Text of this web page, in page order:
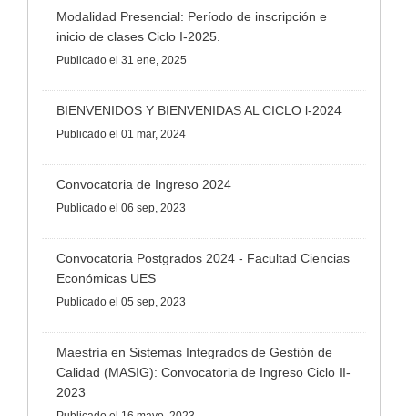
Modalidad Presencial: Período de inscripción e
inicio de clases Ciclo I-2025.
Publicado el 31 ene, 2025
BIENVENIDOS Y BIENVENIDAS AL CICLO l-2024
Publicado el 01 mar, 2024
Convocatoria de Ingreso 2024
Publicado el 06 sep, 2023
Convocatoria Postgrados 2024 - Facultad Ciencias
Económicas UES
Publicado el 05 sep, 2023
Maestría en Sistemas Integrados de Gestión de
Calidad (MASIG): Convocatoria de Ingreso Ciclo II-
2023